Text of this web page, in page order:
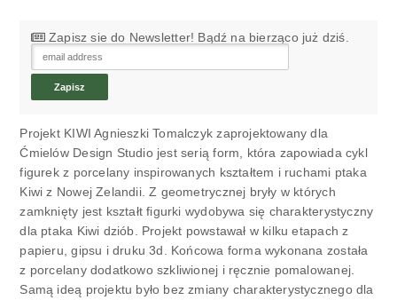
Zapisz sie do Newsletter! Bądź na bierząco już dziś.
Projekt KIWI Agnieszki Tomalczyk zaprojektowany dla
Ćmielów Design Studio jest serią form, która zapowiada cykl
figurek z porcelany inspirowanych kształtem i ruchami ptaka
Kiwi z Nowej Zelandii. Z geometrycznej bryły w których
zamknięty jest kształt figurki wydobywa się charakterystyczny
dla ptaka Kiwi dziób. Projekt powstawał w kilku etapach z
papieru, gipsu i druku 3d. Końcowa forma wykonana została
z porcelany dodatkowo szkliwionej i ręcznie pomalowanej.
Samą ideą projektu było bez zmiany charakterystycznego dla